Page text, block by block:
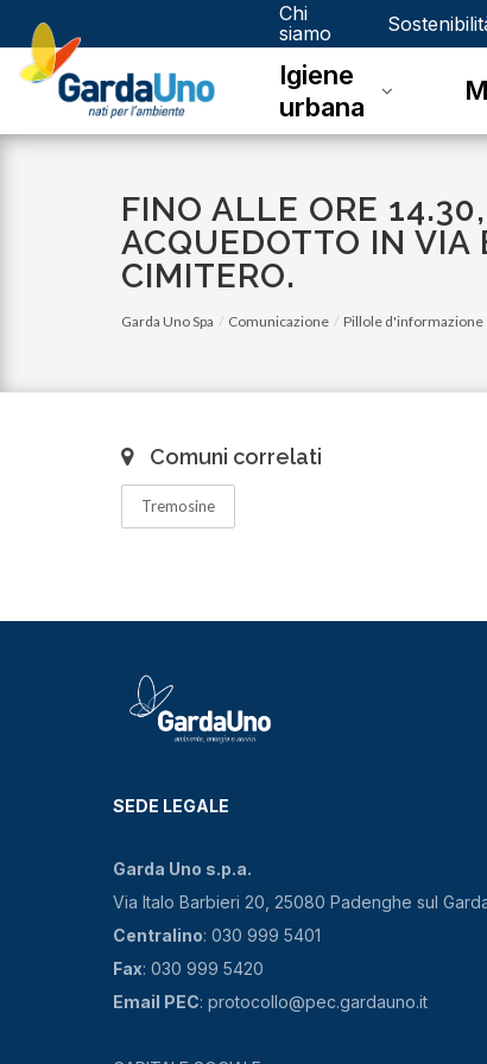
Gardauno
Spa
Chi
siamo
Igiene
urbana
FINO ALLE ORE
ACQUEDOTTO IN VIA
CIMITERO.
Garda Uno Spa Comunicazione Pillole d'informazione
Comuni correlati
Tremosine
SEDE LEGALE
Garda Uno s.p.a.
Via Italo Barbieri 20, 25080 Padenghe sul
Centralino: 030 999 5401
Fax: 030 999 5420
Email PEC: protocollo@pec.gardauno.it